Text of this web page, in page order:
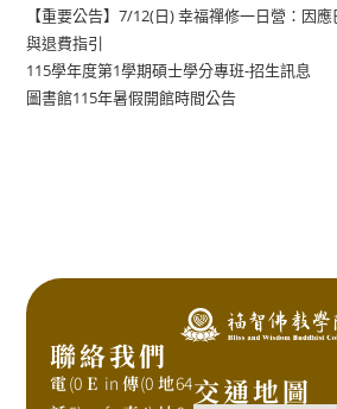
【重要公告】7/12(日) 幸福禪修一日營：因
與退費指引
115學年度第1學期碩士學分專班-招生訊息
圖書館115年暑假開館時間公告
聯絡我們
電(0 E in 傳(0 地64交通地圖